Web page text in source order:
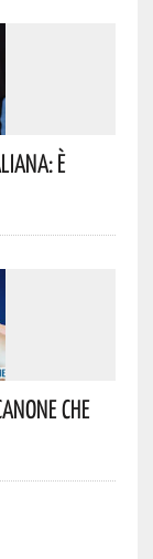
È
Che